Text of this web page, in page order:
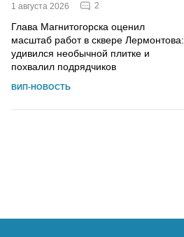
1 августа 2026 2
Глава Магнитогорска оценил
масштаб работ в сквере Лермонтова:
удивился необычной плитке и
похвалил подрядчиков
ВИП-НОВОСТЬ